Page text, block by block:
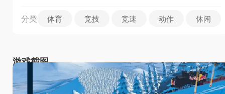
分类 体育 竞技 竞速 动作 休闲
游戏截图